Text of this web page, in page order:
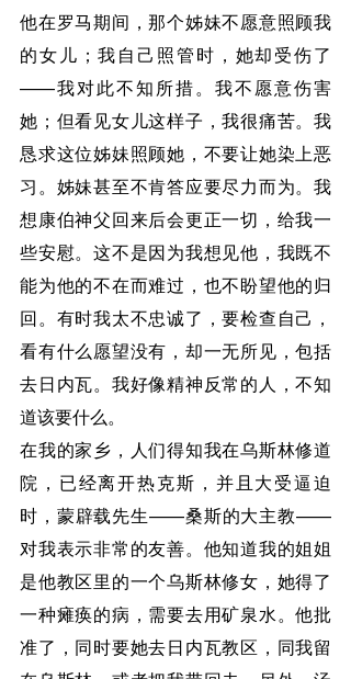
他在罗马期间，那个姊妹不愿意照顾我
的女儿；我自己照管时，她却受伤了
——我对此不知所措。我不愿意伤害
她；但看见女儿这样子，我很痛苦。我
恳求这位姊妹照顾她，不要让她染上恶
习。姊妹甚至不肯答应要尽力而为。我
想康伯神父回来后会更正一切，给我一
些安慰。这不是因为我想见他，我既不
能为他的不在而难过，也不盼望他的归
回。有时我太不忠诚了，要检查自己，
看有什么愿望没有，却一无所见，包括
去日内瓦。我好像精神反常的人，不知
道该要什么。
在我的家乡，人们得知我在乌斯林修道
院，已经离开热克斯，并且大受逼迫
时，蒙辟载先生——桑斯的大主教——
对我表示非常的友善。他知道我的姐姐
是他教区里的一个乌斯林修女，她得了
一种瘫痪的病，需要去用矿泉水。他批
准了，同时要她去日内瓦教区，同我留